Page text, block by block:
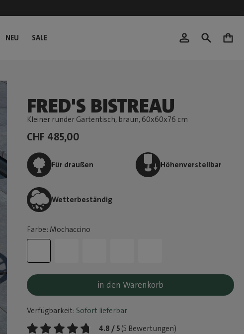
NEU SALE 0
FRED'S BISTREAU
Kleiner runder Gartentisch, braun, 60x60x76 cm
CHF 485,00
Für draußen Höhenverstellbar
Wetterbeständig
Farbe: Mochaccino
in den Warenkorb
Verfügbarkeit: Sofort lieferbar
4.8 / 5 (5 Bewertungen)